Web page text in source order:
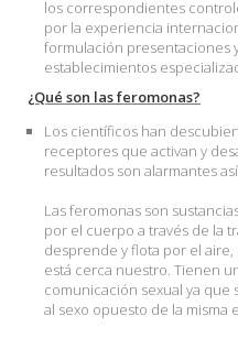
los correspondientes
por la experiencia
formulación presentaciones
establecimientos
¿Qué son las feromonas?
Los científicos han
receptores que activan y
resultados son alarmantes
Las feromonas son
por el cuerpo a través de la
desprende y flota por el
está cerca nuestro. Tienen
comunicación sexual ya que
al sexo opuesto de la misma